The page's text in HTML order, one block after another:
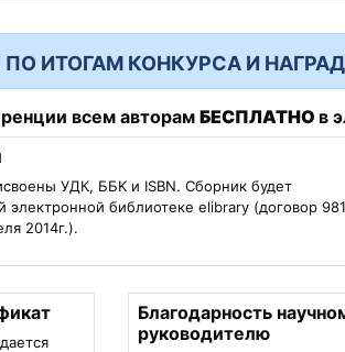
ИТОГАМ КОНКУРСА И
всем авторамБЕСПЛАТНО в
УДК, ББK и ISBN. Сборник будет
электронной библиотеке elibrary (договор
2014г.).
Благодарность
руководителю